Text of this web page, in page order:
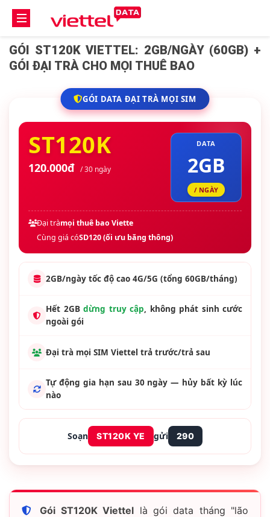
GÓI ST120K VIETTEL: 2GB/NGÀY (60GB) +
GÓI ĐẠI TRÀ CHO MỌI THUÊ BAO
GÓI DATA ĐẠI TRÀ MỌI SIM
ST120K
120.000đ / 30 ngày
DATA
2GB
/ NGÀY
Đại tràmọi thuê bao Viette
Cùng giá cóSD120 (ối ưu băng thông)
2GB/ngày tốc độ cao 4G/5G (tổng 60GB/tháng)
Hết 2GB dừng truy cập, không phát sinh cước
ngoài gói
Đại trà mọi SIM Viettel trả trước/trả sau
Tự động gia hạn sau 30 ngày — hủy bất kỳ lúc
nào
Soạn ST120K YE gửi 290
Gói ST120K Viettel là gói data tháng "lão